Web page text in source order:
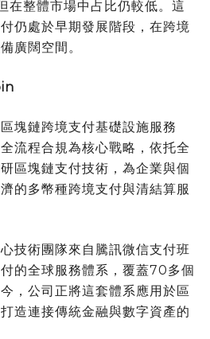
整體市場中占比仍較低。這
仍處於早期發展階段，在跨境
廣闊空間。
塊鏈跨境支付基礎設施服務
流程合規為核心戰略，依托全
區塊鏈支付技術，為企業與個
的多幣種跨境支付與清結算服
技術團隊來自騰訊微信支付班
的全球服務體系，覆蓋70多個
，公司正將這套體系應用於區
造連接傳統金融與數字資產的